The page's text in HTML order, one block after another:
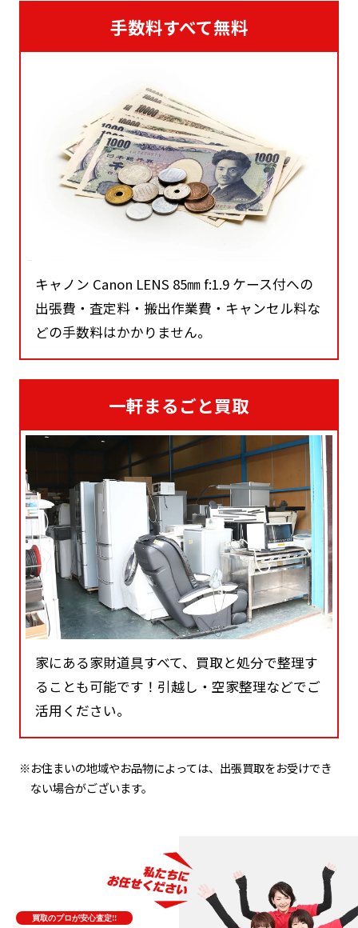
手数料すべて無料
キャノン Canon LENS 85㎜ f:1.9 ケース付への
出張費・査定料・搬出作業費・キャンセル料な
どの手数料はかかりません。
一軒まるごと買取
家にある家財道具すべて、買取と処分で整理す
ることも可能です！引越し・空家整理などでご
活用ください。
※お住まいの地域やお品物によっては、出張買取をお受けでき
ない場合がございます。
買取のプロが安心査定!!